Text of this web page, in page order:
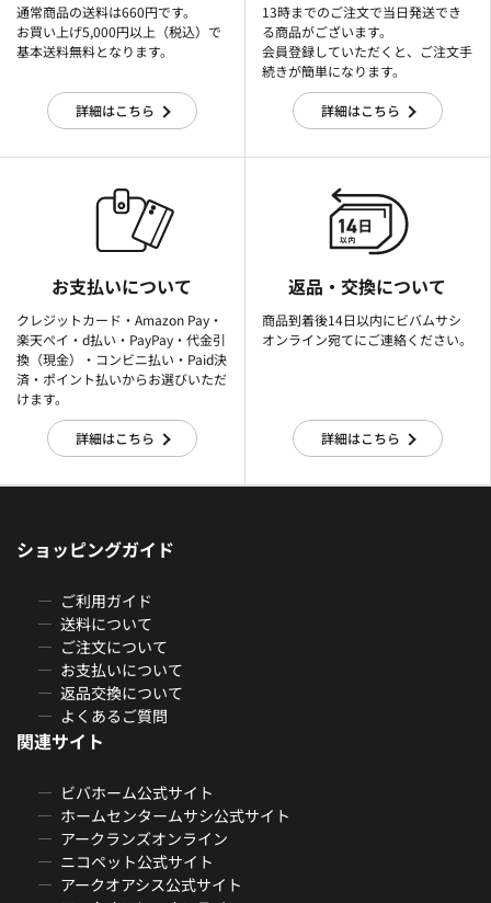
通常商品の送料は660円です。
お買い上げ5,000円以上（税込）で
基本送料無料となります。
詳細はこちら
13時までのご注文で当日発送でき
る商品がございます。
会員登録していただくと、ご注文手
続きが簡単になります。
詳細はこちら
お支払いについて
クレジットカード・Amazon Pay・
楽天ぺイ・d払い・PayPay・代金引
換（現金）・コンビニ払い・Paid決
済・ポイント払いからお選びいただ
けます。
詳細はこちら
返品・交換について
商品到着後14日以内にビバムサシ
オンライン宛てにご連絡ください。
詳細はこちら
ショッピングガイド
ご利用ガイド
送料について
ご注文について
お支払いについて
返品交換について
よくあるご質問
関連サイト
ビバホーム公式サイト
ホームセンタームサシ公式サイト
アークランズオンライン
ニコペット公式サイト
アークオアシス公式サイト